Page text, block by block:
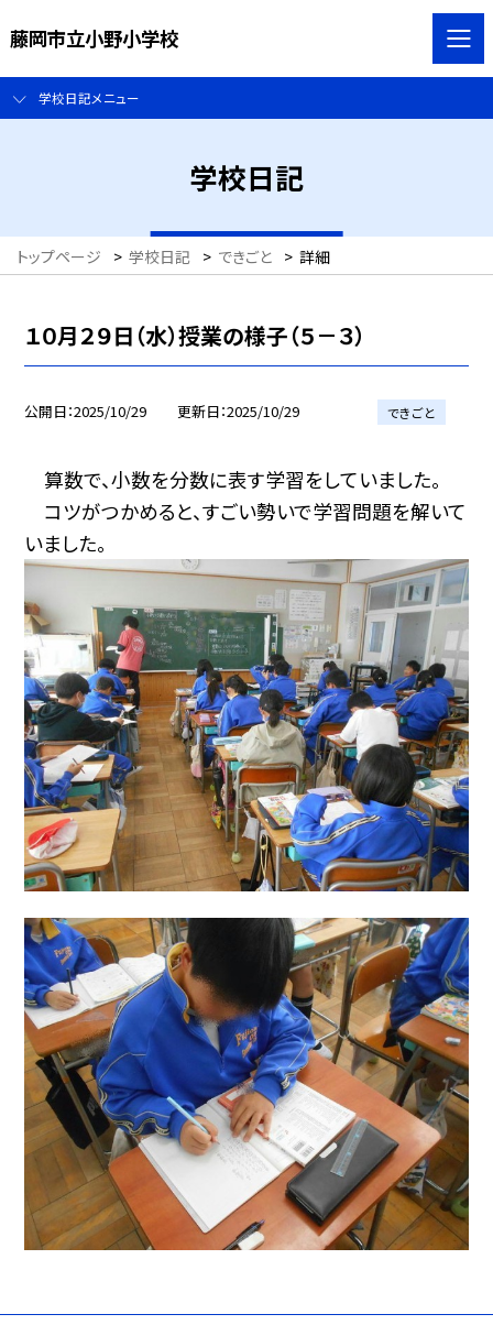
藤岡市立小野小学校
学校日記メニュー
学校日記
トップページ > 学校日記 > できごと > 詳細
１０月２９日（水）授業の様子（５－３）
公開日 2025/10/29 更新日 2025/10/29 できごと
算数で、小数を分数に表す学習をしていました。
コツがつかめると、すごい勢いで学習問題を解いて
いました。